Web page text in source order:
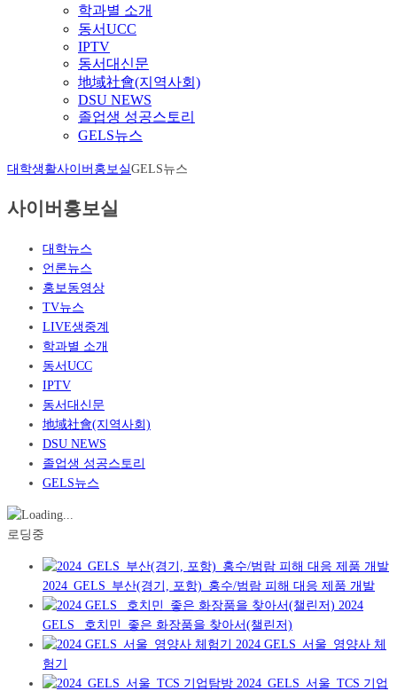
학과별 소개
동서UCC
IPTV
동서대신문
地域社會(지역사회)
DSU NEWS
졸업생 성공스토리
GELS뉴스
대학생활사이버홍보실GELS뉴스
사이버홍보실
대학뉴스
언론뉴스
홍보동영상
TV뉴스
LIVE생중계
학과별 소개
동서UCC
IPTV
동서대신문
地域社會(지역사회)
DSU NEWS
졸업생 성공스토리
GELS뉴스
로딩중
2024_GELS_부산(경기, 포항)_홍수/범람 피해 대응 제품 개발
2024
GELS _호치민_좋은 화장품을 찾아서(챌린저)
2024 GELS_서울_영양사 체
험기
2024_GELS_서울_TCS 기업